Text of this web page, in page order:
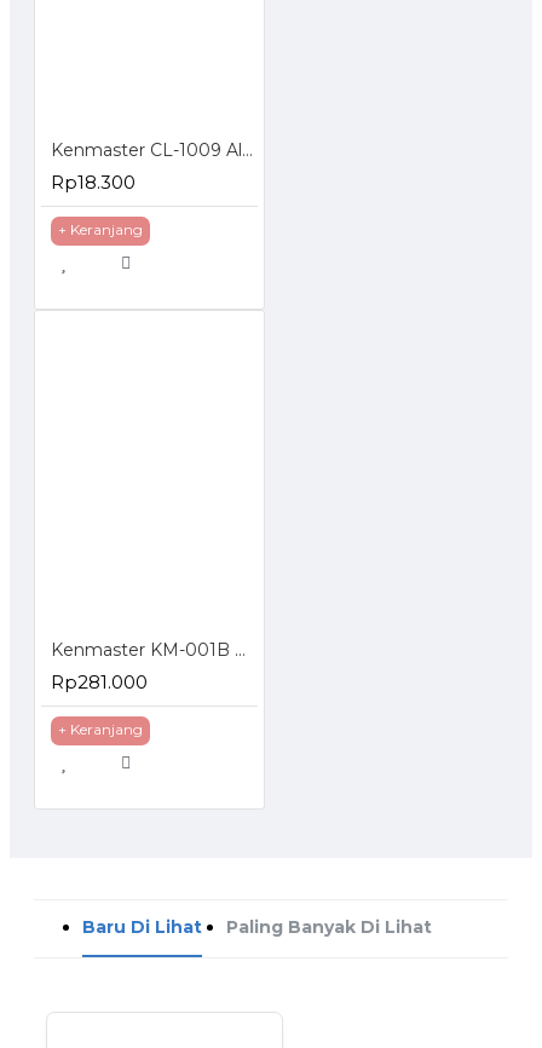
Kenmaster CL-1009 Alat Tambal Ban Tubeless
Rp18.300
+ Keranjang
Kenmaster KM-001B Mini Air Compressor Piston
Rp281.000
+ Keranjang
Baru Di Lihat Paling Banyak Di Lihat